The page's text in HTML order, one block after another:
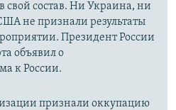
свой состав. Ни Украина, ни
не признали результаты
Президент России
объявил о
к России.
признали оккупацию